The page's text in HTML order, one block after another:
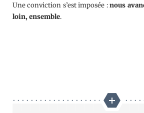
Une conviction s’est imposée :nous
loin, ensemble.